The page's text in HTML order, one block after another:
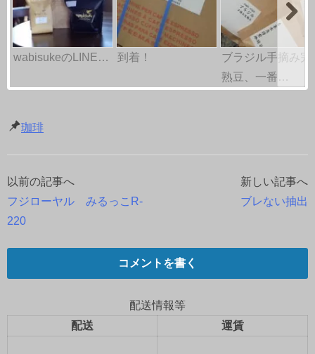
wabisukeのLINE… 到着！
ブラジル手摘み完
熟豆、一番…
珈琲
投
稿
ナ
ビ
ー
以前の記事へ
フジローヤル みるっこR-
220
新しい記事へ
ブレない抽出
コメントを書く
配送情報等
配送
運賃